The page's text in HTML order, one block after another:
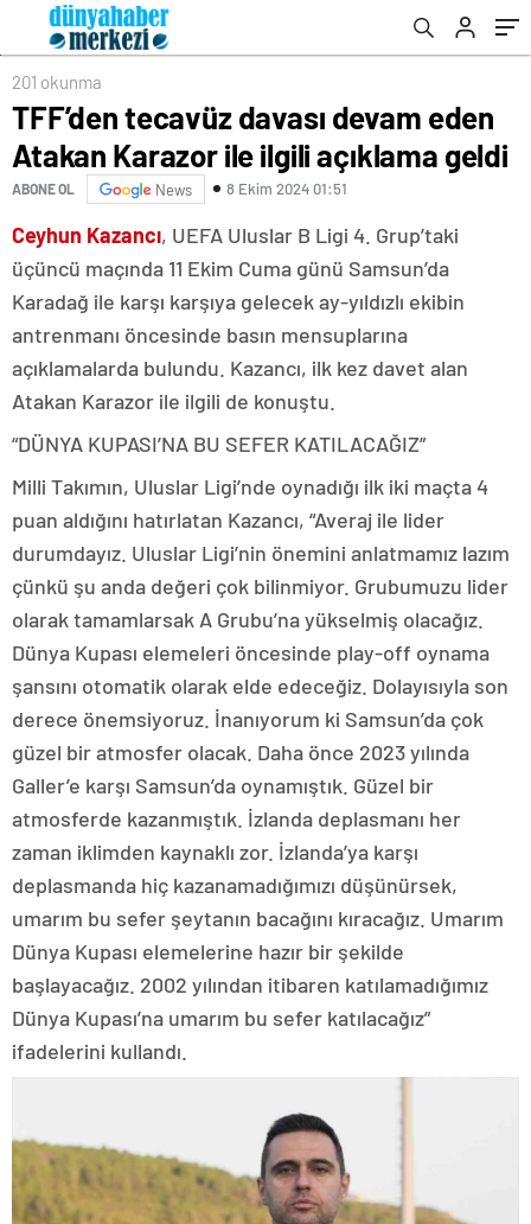
201 okunma
TFF’den tecavüz davası devam eden
Atakan Karazor ile ilgili açıklama geldi
ABONE OL News 8 Ekim 2024 01:51
Ceyhun Kazancı, UEFA Uluslar B Ligi 4. Grup’taki
üçüncü maçında 11 Ekim Cuma günü Samsun’da
Karadağ ile karşı karşıya gelecek ay-yıldızlı ekibin
antrenmanı öncesinde basın mensuplarına
açıklamalarda bulundu. Kazancı, ilk kez davet alan
Atakan Karazor ile ilgili de konuştu.
“DÜNYA KUPASI’NA BU SEFER KATILACAĞIZ”
Milli Takımın, Uluslar Ligi’nde oynadığı ilk iki maçta 4
puan aldığını hatırlatan Kazancı, “Averaj ile lider
durumdayız. Uluslar Ligi’nin önemini anlatmamız lazım
çünkü şu anda değeri çok bilinmiyor. Grubumuzu lider
olarak tamamlarsak A Grubu’na yükselmiş olacağız.
Dünya Kupası elemeleri öncesinde play-off oynama
şansını otomatik olarak elde edeceğiz. Dolayısıyla son
derece önemsiyoruz. İnanıyorum ki Samsun’da çok
güzel bir atmosfer olacak. Daha önce 2023 yılında
Galler’e karşı Samsun’da oynamıştık. Güzel bir
atmosferde kazanmıştık. İzlanda deplasmanı her
zaman iklimden kaynaklı zor. İzlanda’ya karşı
deplasmanda hiç kazanamadığımızı düşünürsek,
umarım bu sefer şeytanın bacağını kıracağız. Umarım
Dünya Kupası elemelerine hazır bir şekilde
başlayacağız. 2002 yılından itibaren katılamadığımız
Dünya Kupası’na umarım bu sefer katılacağız”
ifadelerini kullandı.